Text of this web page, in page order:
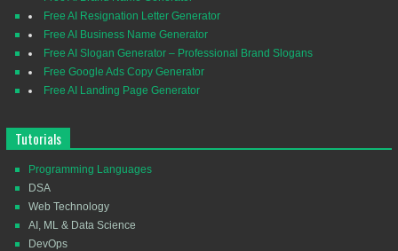
Free AI Resignation Letter Generator
Free AI Business Name Generator
Free AI Slogan Generator – Professional Brand Slogans
Free Google Ads Copy Generator
Free AI Landing Page Generator
Tutorials
Programming Languages
DSA
Web Technology
AI, ML & Data Science
DevOps